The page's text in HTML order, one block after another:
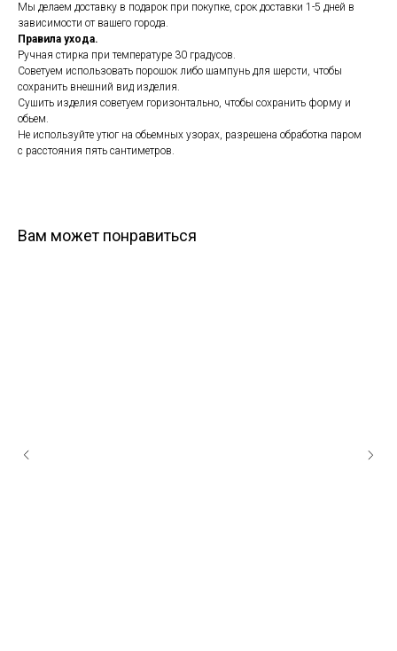
Мы делаем доставку в подарок при покупке, срок доставки 1-5 дней в
зависимости от вашего города.
Правила ухода.
Ручная стирка при температуре 30 градусов.
Советуем использовать порошок либо шампунь для шерсти, чтобы
сохранить внешний вид изделия.
Сушить изделия советуем горизонтально, чтобы сохранить форму и
обьем.
Не используйте утюг на обьемных узорах, разрешена обработка паром
с расстояния пять сантиметров.
Вам может понравиться